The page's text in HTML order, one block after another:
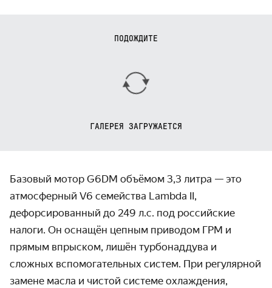
ПОДОЖДИТЕ
ГАЛЕРЕЯ ЗАГРУЖАЕТСЯ
Базовый мотор G6DM объёмом 3,3 литра — это
атмосферный V6 семейства Lambda II,
дефорсированный до 249 л.с. под российские
налоги. Он оснащён цепным приводом ГРМ и
прямым впрыском, лишён турбонаддува и
сложных вспомогательных систем. При регулярной
замене масла и чистой системе охлаждения,